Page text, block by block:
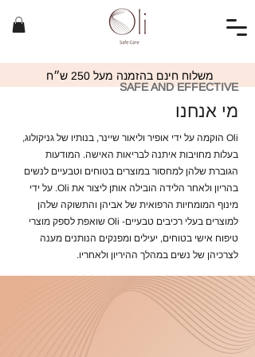
משלוח חינם בהזמנה מעל 250 ש״ח
SAFE AND EFFECTIVE
מי אנחנו
Oli הוקמה על ידי אופיר וליאור שיינר, בנותיו של גניקולוג,
בעלות מחויבות איתנה לבריאות האישה. המודעות
הגוברת שלהן למחסור במוצרים בטוחים וטבעיים לנשים
בהריון ולאחר הלידה הובילה אותן ליצור את Oli. על ידי
מינוף המומחיות הרפואית של אביהן והתשוקה שלהן
למוצרים בעלי רכיבים טבעיים- Oli שואפת לספק מוצרי
טיפוח אישי בטוחים, יעילים ומפנקים הנותנים מענה
לצרכיהן של נשים במהלך ההיריון ולאחריו.